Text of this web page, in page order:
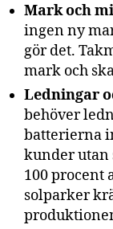
Mark och
ingen ny
gör det.
mark och
Ledningar
behöver
batterierna
kunder utan
100 procent
solparker